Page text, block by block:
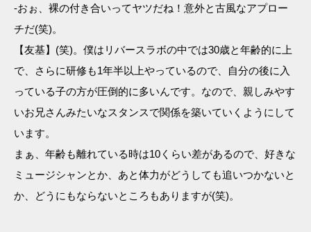
-おぉ、裸の付き合いってヤツだね！意外と古風なアプロー
チだ(笑)。
【友基】(笑)。僕はリバースラボの中では30歳と年齢的に上
で、さらに研修も1年半以上やっているので、自分の後に入
っている子の方が圧倒的に多いんです。なので、親しみやす
いお兄さんみたいなスタンスで関係を築いていくようにして
います。
まぁ、年齢も離れている時は10くらい差があるので、好きな
ミュージシャンとか、あと体力がどうしても追いつかないと
か、どうにもならないところもありますが(笑)。